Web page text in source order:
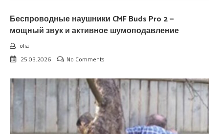
Беспроводные наушники CMF Buds Pro 2 —
мощный звук и активное шумоподавление
olia
25.03.2026
No Comments